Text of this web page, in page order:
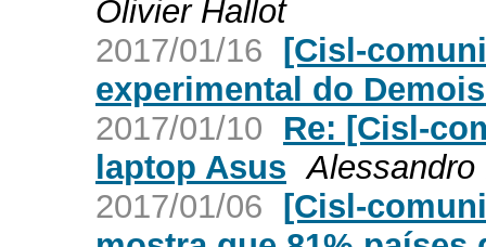
Olivier Hallot
2017/01/16 [Cisl-
experimental do
2017/01/10
Re: [Cisl-
laptop Asus Alessandro
2017/01/06 [Cisl-